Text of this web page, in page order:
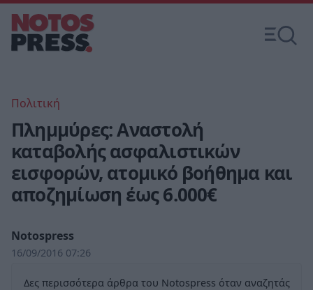
Πολιτική
Πλημμύρες: Aναστολή
καταβολής ασφαλιστικών
εισφορών, ατομικό βοήθημα και
αποζημίωση έως 6.000€
Notospress
16/09/2016 07:26
Δες περισσότερα άρθρα του Notospress όταν αναζητάς